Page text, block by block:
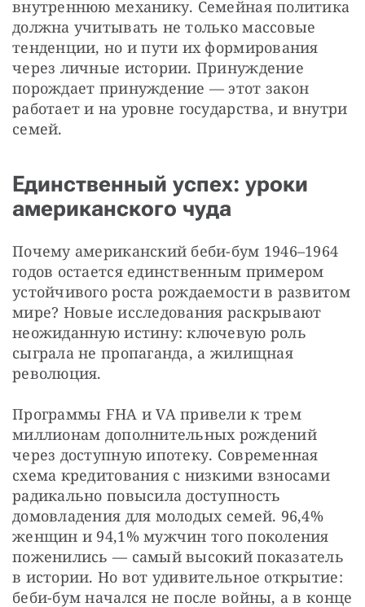
внутреннюю механику. Семейная политика
должна учитывать не только массовые
тенденции, но и пути их формирования
через личные истории. Принуждение
порождает принуждение — этот закон
работает и на уровне государства, и внутри
семей.
Единственный успех: уроки
американского чуда
Почему американский беби-бум 1946–1964
годов остается единственным примером
устойчивого роста рождаемости в развитом
мире? Новые исследования раскрывают
неожиданную истину: ключевую роль
сыграла не пропаганда, а жилищная
революция.
Программы FHA и VA привели к трем
миллионам дополнительных рождений
через доступную ипотеку. Современная
схема кредитования с низкими взносами
радикально повысила доступность
домовладения для молодых семей. 96,4%
женщин и 94,1% мужчин того поколения
поженились — самый высокий показатель
в истории. Но вот удивительное открытие:
беби-бум начался не после войны, а в конце